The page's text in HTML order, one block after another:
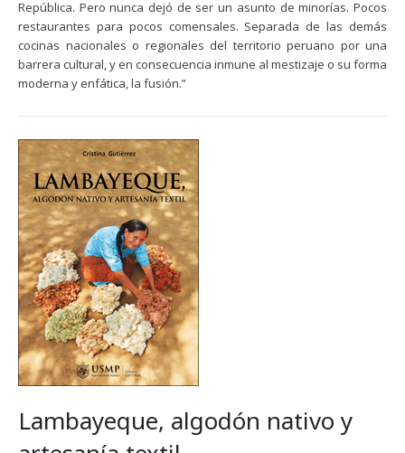
República. Pero nunca dejó de ser un asunto de minorías. Pocos
restaurantes para pocos comensales. Separada de las demás
cocinas nacionales o regionales del territorio peruano por una
barrera cultural, y en consecuencia inmune al mestizaje o su forma
moderna y enfática, la fusión.”
Lambayeque, algodón nativo y